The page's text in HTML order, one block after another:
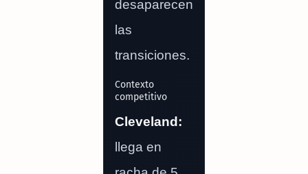
desaparecen
las
transiciones.
Contexto
competitivo
Cleveland:
llega en